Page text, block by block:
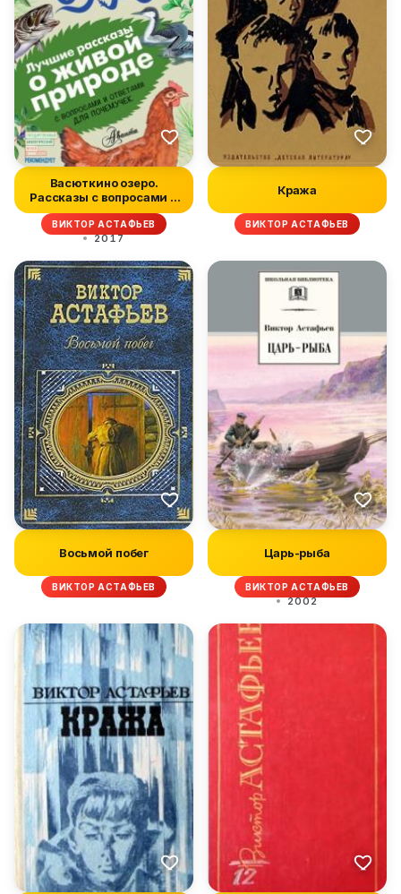
Васюткино озеро.
Рассказы с вопросами и
ответами д...
ВИКТОР АСТАФЬЕВ
2017
Кража
ВИКТОР АСТАФЬЕВ
Восьмой побег
ВИКТОР АСТАФЬЕВ
Царь-рыба
ВИКТОР АСТАФЬЕВ
2002